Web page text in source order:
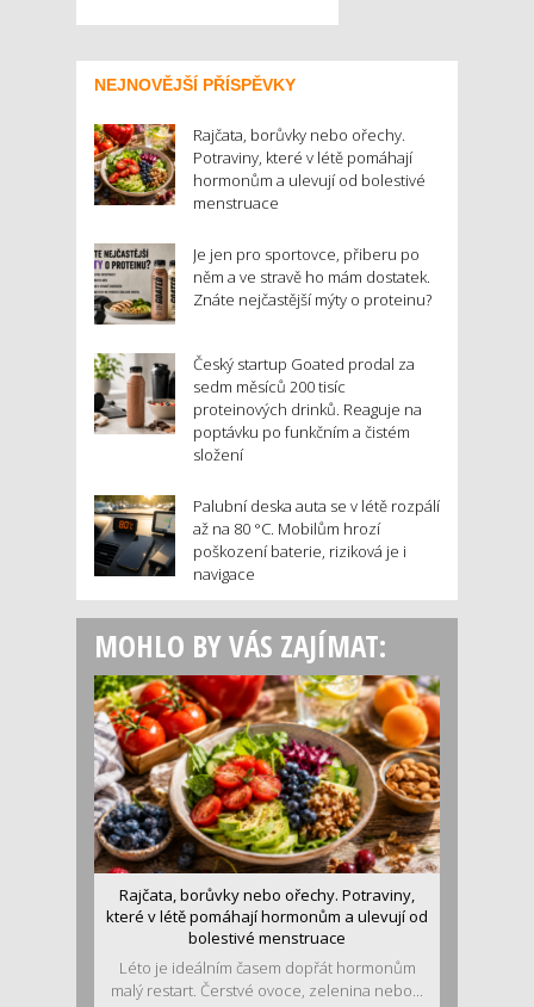
NEJNOVĚJŠÍ PŘÍSPĚVKY
Rajčata, borůvky nebo ořechy.
Potraviny, které v létě pomáhají
hormonům a ulevují od bolestivé
menstruace
Je jen pro sportovce, přiberu po
něm a ve stravě ho mám dostatek.
Znáte nejčastější mýty o proteinu?
Český startup Goated prodal za
sedm měsíců 200 tisíc
proteinových drinků. Reaguje na
poptávku po funkčním a čistém
složení
Palubní deska auta se v létě rozpálí
až na 80 °C. Mobilům hrozí
poškození baterie, riziková je i
navigace
MOHLO BY VÁS ZAJÍMAT:
Rajčata, borůvky nebo ořechy. Potraviny,
které v létě pomáhají hormonům a ulevují od
bolestivé menstruace
Léto je ideálním časem dopřát hormonům
malý restart. Čerstvé ovoce, zelenina nebo...